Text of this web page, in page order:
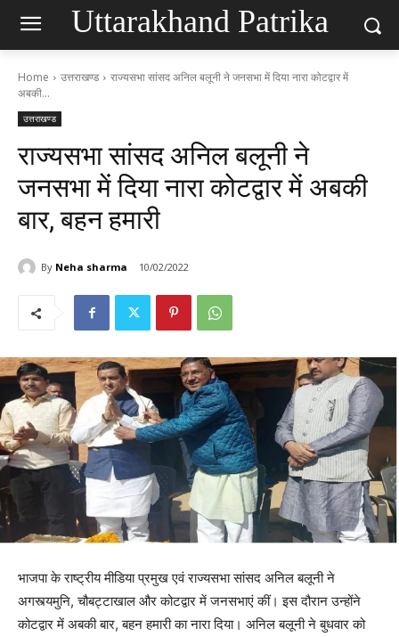
Uttarakhand Patrika
Home उत्तराखण्ड
राज्यसभा सांसद अनिल बलूनी ने जनसभा में दिया नारा कोटद्वार में
अबकी...
उत्तराखण्ड
राज्यसभा सांसद अनिल बलूनी ने
जनसभा में दिया नारा कोटद्वार में अबकी
बार, बहन हमारी
By Neha sharma 10/02/2022
भाजपा के राष्ट्रीय मीडिया प्रमुख एवं राज्यसभा सांसद अनिल बलूनी ने
अगस्त्यमुनि, चौबट्टाखाल और कोटद्वार में जनसभाएं कीं। इस दौरान उन्होंने
कोटद्वार में अबकी बार, बहन हमारी का नारा दिया। अनिल बलूनी ने बुधवार को